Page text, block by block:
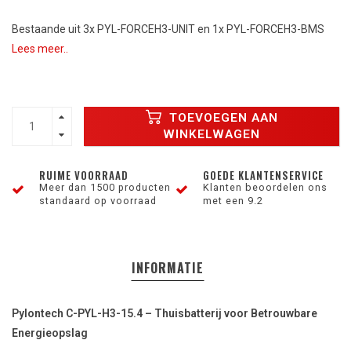
Bestaande uit 3x PYL-FORCEH3-UNIT en 1x PYL-FORCEH3-BMS
Lees meer..
TOEVOEGEN AAN
WINKELWAGEN
RUIME VOORRAAD
Meer dan 1500 producten
standaard op voorraad
GOEDE KLANTENSERVICE
Klanten beoordelen ons
met een 9.2
INFORMATIE
Pylontech C-PYL-H3-15.4 – Thuisbatterij voor Betrouwbare
Energieopslag